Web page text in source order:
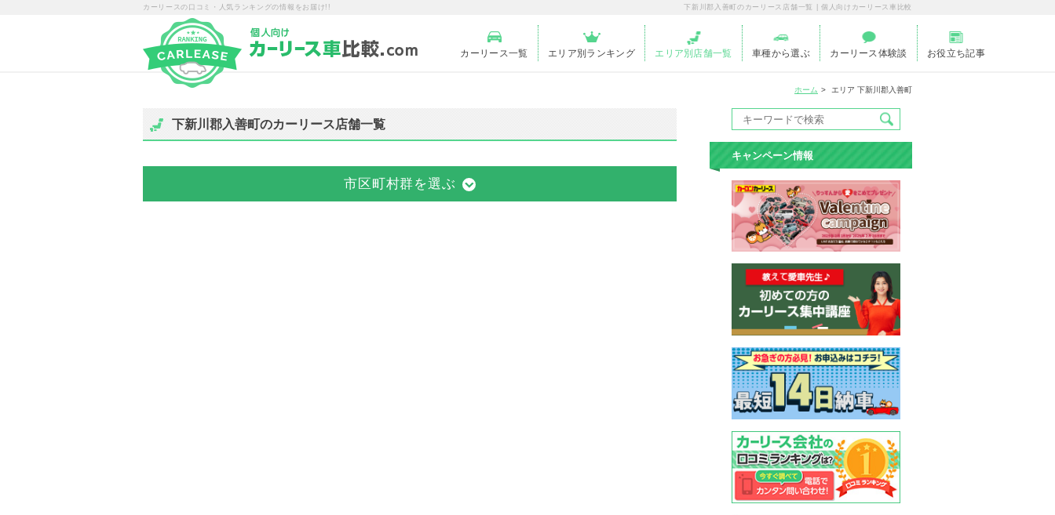
カーリースの口コミ・人気ランキングの情報をお届け!! 下新川郡入善町のカーリース店舗一覧 | 個人向けカーリース車比較
カーリース一覧 エリア別ランキング エリア別店舗一覧 車種から選ぶ カーリース体験談 お役立ち記事
ホーム エリア 下新川郡入善町
下新川郡入善町のカーリース店舗一覧
市区町村群を選ぶ
キャンペーン情報